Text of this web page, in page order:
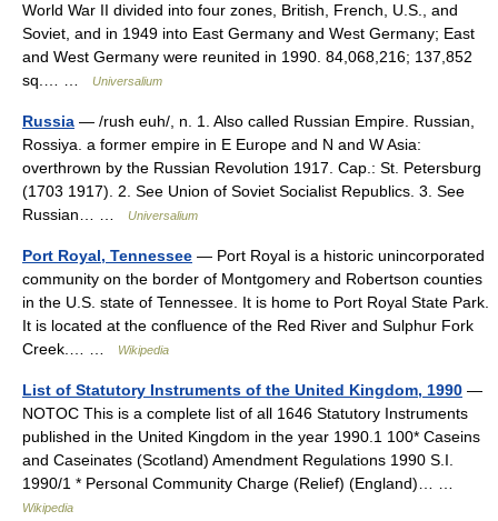
World War II divided into four zones, British, French, U.S., and
Soviet, and in 1949 into East Germany and West Germany; East
and West Germany were reunited in 1990. 84,068,216; 137,852
sq.… …
Universalium
Russia — /rush euh/, n. 1. Also called Russian Empire. Russian,
Rossiya. a former empire in E Europe and N and W Asia:
overthrown by the Russian Revolution 1917. Cap.: St. Petersburg
(1703 1917). 2. See Union of Soviet Socialist Republics. 3. See
Russian… …
Universalium
Port Royal, Tennessee — Port Royal is a historic unincorporated
community on the border of Montgomery and Robertson counties
in the U.S. state of Tennessee. It is home to Port Royal State Park.
It is located at the confluence of the Red River and Sulphur Fork
Creek.… …
Wikipedia
List of Statutory Instruments of the United Kingdom, 1990 —
NOTOC This is a complete list of all 1646 Statutory Instruments
published in the United Kingdom in the year 1990.1 100* Caseins
and Caseinates (Scotland) Amendment Regulations 1990 S.I.
1990/1 * Personal Community Charge (Relief) (England)… …
Wikipedia